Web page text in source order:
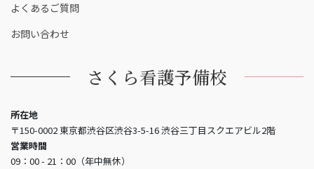
よくあるご質問
お問い合わせ
さくら看護予備校
所在地
〒150-0002 東京都渋谷区渋谷3-5-16 渋谷三丁目スクエアビル2階
営業時間
09：00 - 21：00（年中無休）